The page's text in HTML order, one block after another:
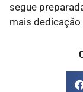
segue
mais dedicação